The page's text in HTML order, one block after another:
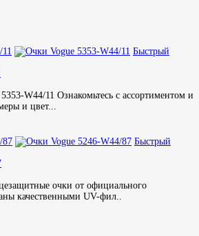
Быстрый
W44/11 Ознакомьтесь с ассортиментом и
и цвет...
Быстрый
очки от официального
качественными UV-фил..